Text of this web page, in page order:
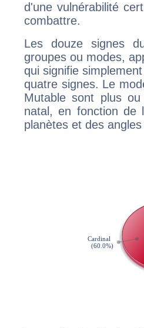
d'une vulnérabilité
combattre.
Les douze signes
groupes ou modes,
qui signifie
quatre signes. Le
Mutable sont plus
natal, en fonction de
planètes et des